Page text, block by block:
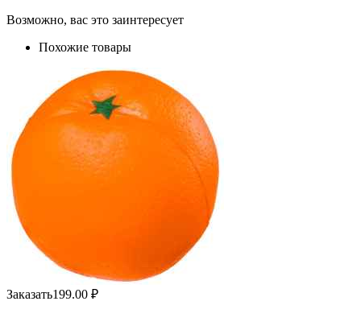
Возможно, вас это заинтересует
Похожие товары
Заказать199.00 ₽